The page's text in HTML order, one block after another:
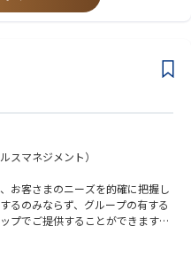
スマネジメント）
お客さまのニーズを的確に把握し
るのみならず、グループの有する
プでご提供することができます。
ただきます。